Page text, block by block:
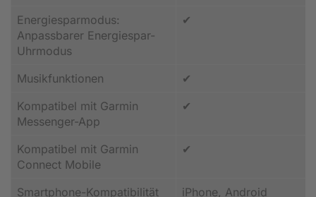
Energiesparmodus:
Anpassbarer Energiespar-
Uhrmodus
✔
Musikfunktionen
✔
Kompatibel mit Garmin
Messenger-App
✔
Kompatibel mit Garmin
Connect Mobile
✔
Smartphone-Kompatibilität
iPhone, Android